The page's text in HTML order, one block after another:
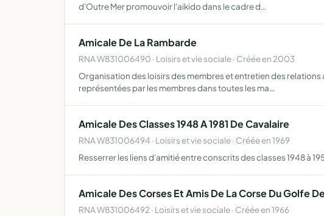
d'Outre Mer promouvoir l'aikido dans le cadre d…
Amicale De La Rambarde
RNA W831006490 · Loisirs et vie sociale · Créée en 2003
Organisation des loisirs des membres et entretien des
représentées par les membres dans toutes les ma…
Amicale Des Classes 1948 A 1981 De Cavalaire
RNA W831006494 · Loisirs et vie sociale · Créée en 1969
Resserrer les liens d'amitié entre conscrits des classes 1948 à
Amicale Des Corses Et Amis De La Corse Du Golfe
RNA W831006492 · Loisirs et vie sociale · Créée en 1966